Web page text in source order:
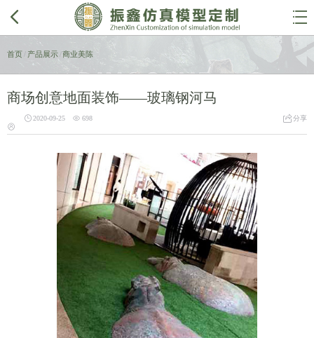
 
首页 产品展示/商业美陈
商场创意地面装饰——玻璃钢河马

 2020-09-25  698 分享